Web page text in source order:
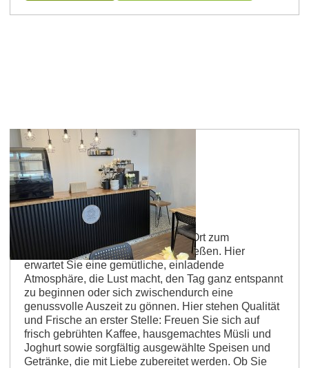
Guntersblum
Café Mai
Willkommen im Café Mai – einem Ort zum
Ankommen, Durchatmen und Genießen. Hier
erwartet Sie eine gemütliche, einladende
Atmosphäre, die Lust macht, den Tag ganz entspannt
zu beginnen oder sich zwischendurch eine
genussvolle Auszeit zu gönnen. Hier stehen Qualität
und Frische an erster Stelle: Freuen Sie sich auf
frisch gebrühten Kaffee, hausgemachtes Müsli und
Joghurt sowie sorgfältig ausgewählte Speisen und
Getränke, die mit Liebe zubereitet werden. Ob Sie